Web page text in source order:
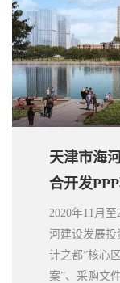
天津市海
合开发
2020年11月
河建设发展投
计之都”核心
案”、采购文